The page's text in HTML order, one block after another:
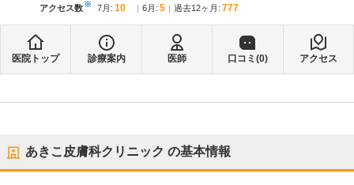
アクセス数※ 7月 : 10 6月 : 5 過去12ヶ月: 777
医院トップ 診療案内 医師 口コミ(0) アクセス
あきこ皮膚科クリニック の基本情報